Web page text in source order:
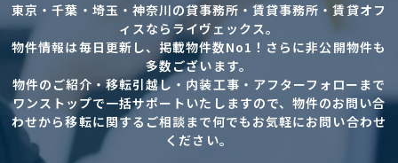
東京・千葉・埼玉・神奈川の貸事務所・賃貸事務所・賃貸オフ
ィスならライヴェックス。
物件情報は毎日更新し、掲載物件数No1！さらに非公開物件も
多数ございます。
物件のご紹介・移転引越し・内装工事・アフターフォローまで
ワンストップで一括サポートいたしますので、物件のお問い合
わせから移転に関するご相談まで何でもお気軽にお問い合わせ
ください。